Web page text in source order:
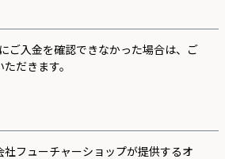
ご入金を確認できなかった場合は、ご
だきます。
社フューチャーショップが提供するオ